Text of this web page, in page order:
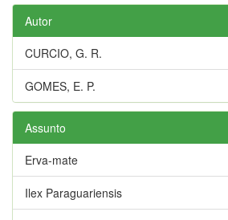
Autor
CURCIO, G. R.
GOMES, E. P.
Assunto
Erva-mate
Ilex Paraguariensis